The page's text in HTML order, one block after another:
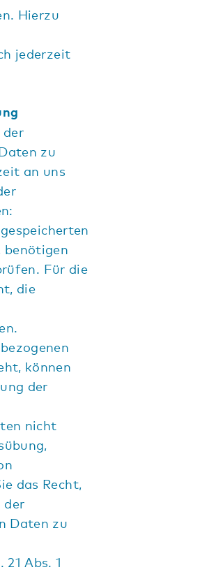
Hierzu
jederzeit
der
zu
an uns
benötigen
Für die
die
können
der
nicht
das Recht,
der
Daten zu
Abs. 1